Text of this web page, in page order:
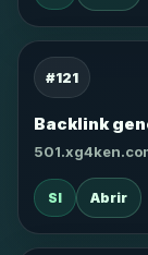
#121
Backlink
SI Abrir